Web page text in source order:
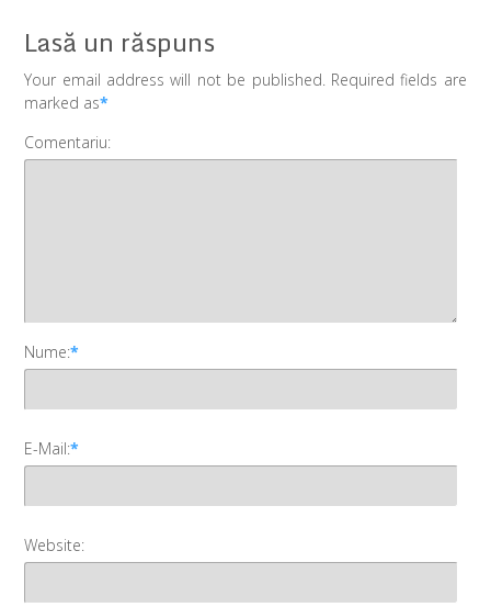
Lasă un răspuns
Your email address will not be published. Required fields are
marked as*
Comentariu:
Nume:*
E-Mail:*
Website: